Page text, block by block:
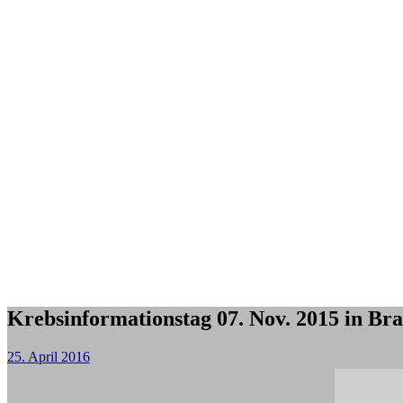
Krebsinformationstag 07. Nov. 2015 in
25. April 2016